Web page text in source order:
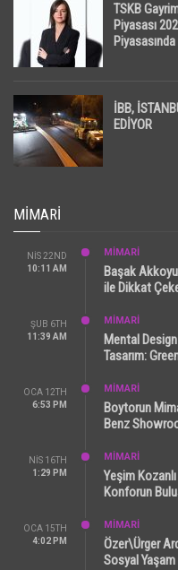
TSKB
Piyasası
İBB,
EDİYOR
MIMARI
NIS 22ND
10:11 AM
MİMARİ
Başak
ile Dikkat
ŞUB 6TH
11:39 AM
MİMARİ
Mental
Tasarım:
OCA 12TH
6:53 PM
MİMARİ
Boytorun
Benz
NIS 16TH
1:29 PM
MİMARİ
Yeşim
Konforun
OCA 15TH
4:02 PM
MİMARİ
Özer\Ürger
Sosyal